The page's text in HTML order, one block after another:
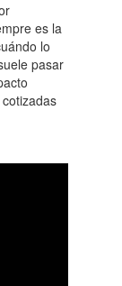
es la
lo
pasar